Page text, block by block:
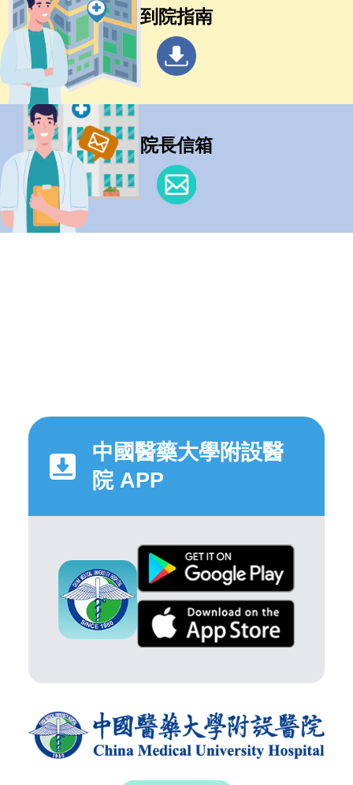
到院指南
院長信箱
中國醫藥大學附設醫
院 APP